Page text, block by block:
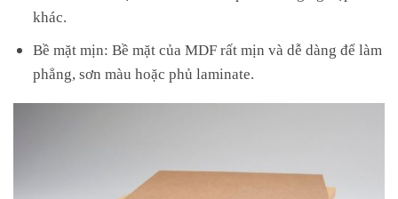
khác.
Bề mặt mịn: Bề mặt của MDF rất mịn và dễ dàng để làm
phẳng, sơn màu hoặc phủ laminate.